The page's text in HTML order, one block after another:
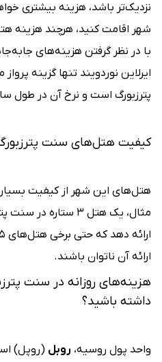
نزدیک‌تر باشد، هزینه بیشتری
شهر اقامت کنید، هرچند هزینه
با در نظر گرفتن هزینه‌های
ایرلاین نوردویند تنها گزینه
پترزبورگ است و نرخ آن در طول
کیفیت هتل‌های سنت پترزبورگ؛
هتل‌های این شهر از کیفیت بسیار
مثال، یک هتل ۳
ارائه آن ناتوان باشند.
هزینه‌های روزانه در سنت
داشته باشید؟
واحد پول روسیه، روبل (روپل)